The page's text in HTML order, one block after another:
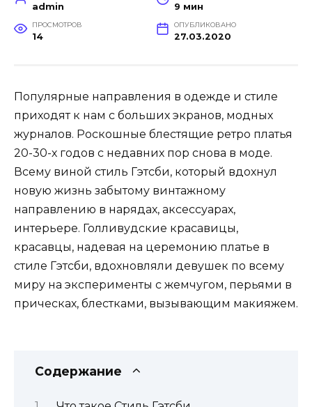
admin 9 мин
ПРОСМОТРОВ
14
ОПУБЛИКОВАНО
27.03.2020
Популярные направления в одежде и стиле
приходят к нам с больших экранов, модных
журналов. Роскошные блестящие ретро платья
20-30-х годов с недавних пор снова в моде.
Всему виной стиль Гэтсби, который вдохнул
новую жизнь забытому винтажному
направлению в нарядах, аксессуарах,
интерьере. Голливудские красавицы,
красавцы, надевая на церемонию платье в
стиле Гэтсби, вдохновляли девушек по всему
миру на эксперименты с жемчугом, перьями в
прическах, блестками, вызывающим макияжем.
Содержание